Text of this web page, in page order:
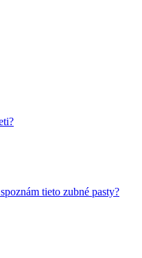
tieto zubné pasty?